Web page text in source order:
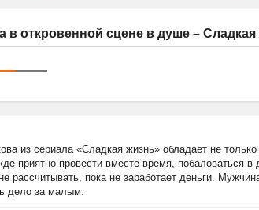
в откровенной сцене в душе – Сладкая
из сериала «Сладкая жизнь» обладает не
приятно провести вместе время, побаловаться
рассчитывать, пока не заработает деньги.
дело за малым.